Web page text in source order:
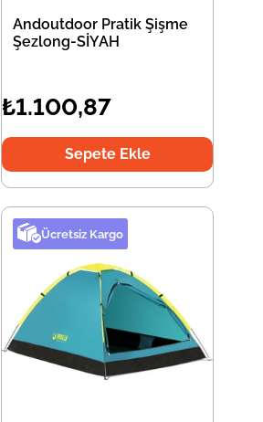
Andoutdoor Pratik Şişme
Şezlong-SİYAH
₺1.100,87
Sepete Ekle
Ücretsiz Kargo